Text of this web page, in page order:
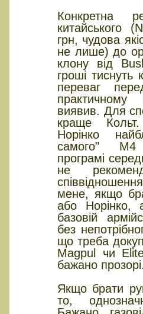
Конкретна
китайського
грн, чудова
не лише) до
клону від
гроші
переваг
практичному
виявив. Для
краще
Норінко
самого" М4
програмі
не
мене, якщо
або Норінко,
базовій
без
що треба
Magpul чи
бажано прозорі.
Якщо брати
то,